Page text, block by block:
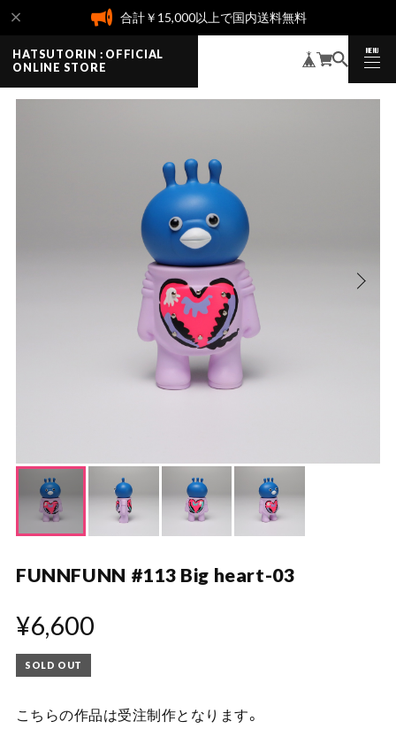
合計￥15,000以上で国内送料無料
HATSUTORIN : OFFICIAL
ONLINE STORE
MENU
CLOSE
FUNNFUNN #113 Big heart-03
¥6,600
SOLD OUT
こちらの作品は受注制作となります。